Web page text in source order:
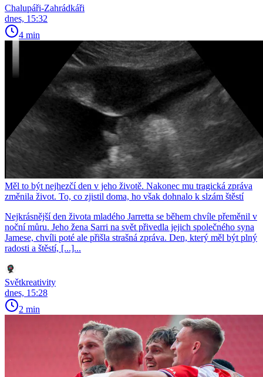
Chalupáři-Zahrádkáři
dnes, 15:32
4 min
Měl to být nejhezčí den v jeho životě. Nakonec mu tragická zpráva
změnila život. To, co zjistil doma, ho však dohnalo k slzám štěstí
Nejkrásnější den života mladého Jarretta se během chvíle přeměnil v
noční můru. Jeho žena Sarri na svět přivedla jejich společného syna
Jamese, chvíli poté ale přišla strašná zpráva. Den, který měl být plný
radosti a štěstí, [...]...
Světkreativity
dnes, 15:28
2 min